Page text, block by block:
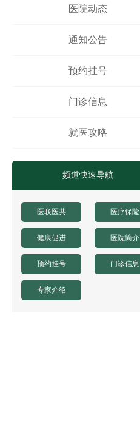
医院动态
通知公告
预约挂号
门诊信息
就医攻略
频道快速导航
医联医共 医疗保险
健康促进 医院简介
预约挂号 门诊信息
专家介绍